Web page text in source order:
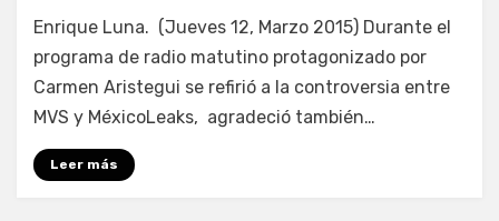
por Enrique
Enrique Luna. (Jueves 12, Marzo 2015) Durante el
programa de radio matutino protagonizado por
Carmen Aristegui se refirió a la controversia entre
MVS y MéxicoLeaks, agradeció también…
Leer más